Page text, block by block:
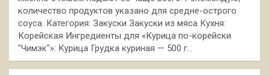
количество продуктов указано для средне-острого
соуса. Категория: Закуски Закуски из мяса Кухня:
Корейская Ингредиенты для «Курица по-корейски
"Чимэк"»: Курица Грудка куриная — 500 г…